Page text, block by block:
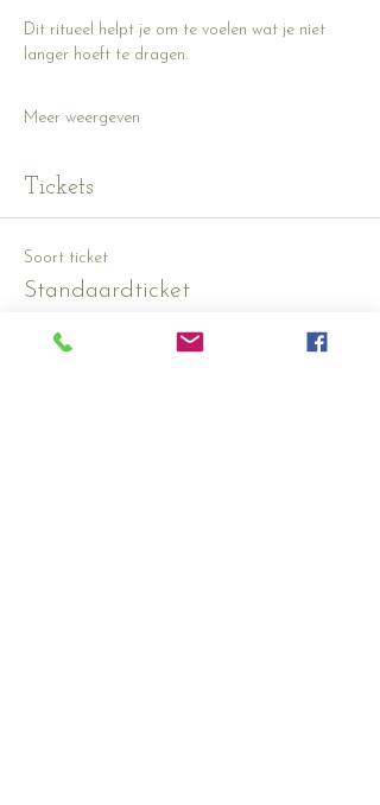
Dit ritueel helpt je om te voelen wat je niet
langer hoeft te dragen.
Meer weergeven
Tickets
Soort ticket
Standaardticket
Verkoop eindigt op
17 okt, 14:30